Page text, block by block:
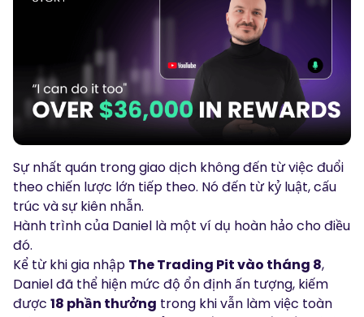
Glossary
CÔNG CỤ GIAO DỊCH
Lịch Kinh Tế
Giờ nghỉ lễ của thị trường
Sự nhất quán trong giao dịch không đến từ việc đuổi
theo chiến lược lớn tiếp theo. Nó đến từ kỷ luật, cấu
trúc và sự kiên nhẫn.
Hành trình của Daniel là một ví dụ hoàn hảo cho điều
đó.
Kể từ khi gia nhập The Trading Pit vào tháng 8,
Daniel đã thể hiện mức độ ổn định ấn tượng, kiếm
được 18 phần thưởng trong khi vẫn làm việc toàn